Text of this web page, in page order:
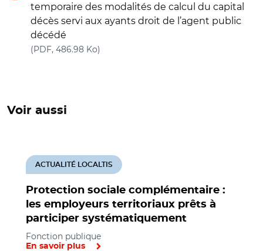
temporaire des modalités de calcul du capital
décès servi aux ayants droit de l’agent public
décédé
(PDF, 486.98 Ko)
Voir aussi
Protection sociale complémentaire :
les employeurs territoriaux prêts à
participer systématiquement
ACTUALITÉ LOCALTIS
Fonction publique
En savoir plus